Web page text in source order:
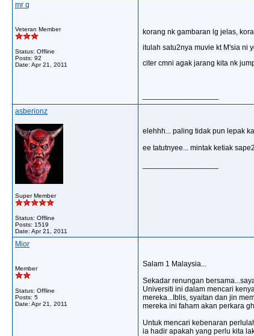
mr q
Veteran Member
Status: Offline
Posts: 92
Date: Apr 21, 2011
korang nk gambaran lg jelas,
itulah satu2nya muvie kt M'sia ni
citer cmni agak jarang kita nk
asberionz
Super Member
Status: Offline
Posts: 1519
Date: Apr 21, 2011
elehhh... paling tidak pun lepak
ee tatutnyee... mintak ketiak
Mior
Member
Status: Offline
Posts: 5
Date: Apr 21, 2011
Salam 1 Malaysia...
Sekadar renungan
Universiti ini dalam mencari
mereka...Iblis, syaitan dan jin
mereka ini faham akan perkara
Untuk mencari kebenaran
ia hadir apakah yang perlu kita